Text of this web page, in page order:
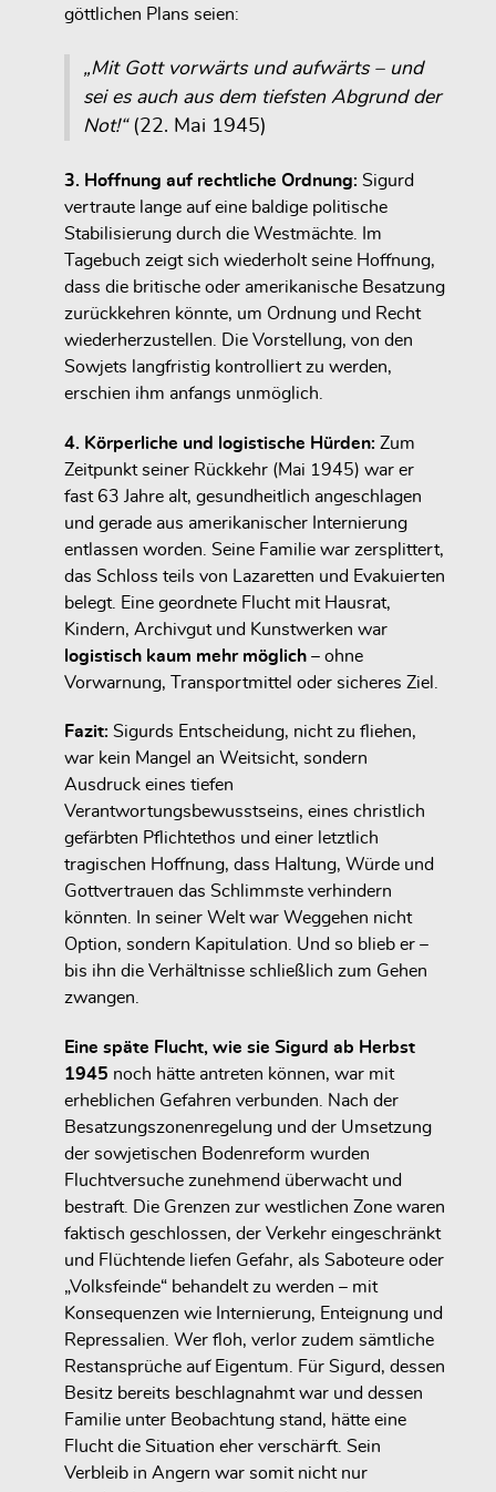
göttlichen Plans seien:
„Mit Gott vorwärts und aufwärts – und
sei es auch aus dem tiefsten Abgrund der
Not!“(22. Mai 1945)
3. Hoffnung auf rechtliche Ordnung: Sigurd
vertraute lange auf eine baldige politische
Stabilisierung durch die Westmächte. Im
Tagebuch zeigt sich wiederholt seine Hoffnung,
dass die britische oder amerikanische Besatzung
zurückkehren könnte, um Ordnung und Recht
wiederherzustellen. Die Vorstellung, von den
Sowjets langfristig kontrolliert zu werden,
erschien ihm anfangs unmöglich.
4. Körperliche und logistische Hürden: Zum
Zeitpunkt seiner Rückkehr (Mai 1945) war er
fast 63 Jahre alt, gesundheitlich angeschlagen
und gerade aus amerikanischer Internierung
entlassen worden. Seine Familie war zersplittert,
das Schloss teils von Lazaretten und Evakuierten
belegt. Eine geordnete Flucht mit Hausrat,
Kindern, Archivgut und Kunstwerken war
logistisch kaum mehr möglich – ohne
Vorwarnung, Transportmittel oder sicheres Ziel.
Fazit: Sigurds Entscheidung, nicht zu fliehen,
war kein Mangel an Weitsicht, sondern
Ausdruck eines tiefen
Verantwortungsbewusstseins, eines christlich
gefärbten Pflichtethos und einer letztlich
tragischen Hoffnung, dass Haltung, Würde und
Gottvertrauen das Schlimmste verhindern
könnten. In seiner Welt war Weggehen nicht
Option, sondern Kapitulation. Und so blieb er –
bis ihn die Verhältnisse schließlich zum Gehen
zwangen.
Eine späte Flucht, wie sie Sigurd ab Herbst
1945 noch hätte antreten können, war mit
erheblichen Gefahren verbunden. Nach der
Besatzungszonenregelung und der Umsetzung
der sowjetischen Bodenreform wurden
Fluchtversuche zunehmend überwacht und
bestraft. Die Grenzen zur westlichen Zone waren
faktisch geschlossen, der Verkehr eingeschränkt
und Flüchtende liefen Gefahr, als Saboteure oder
„Volksfeinde“ behandelt zu werden – mit
Konsequenzen wie Internierung, Enteignung und
Repressalien. Wer floh, verlor zudem sämtliche
Restansprüche auf Eigentum. Für Sigurd, dessen
Besitz bereits beschlagnahmt war und dessen
Familie unter Beobachtung stand, hätte eine
Flucht die Situation eher verschärft. Sein
Verbleib in Angern war somit nicht nur